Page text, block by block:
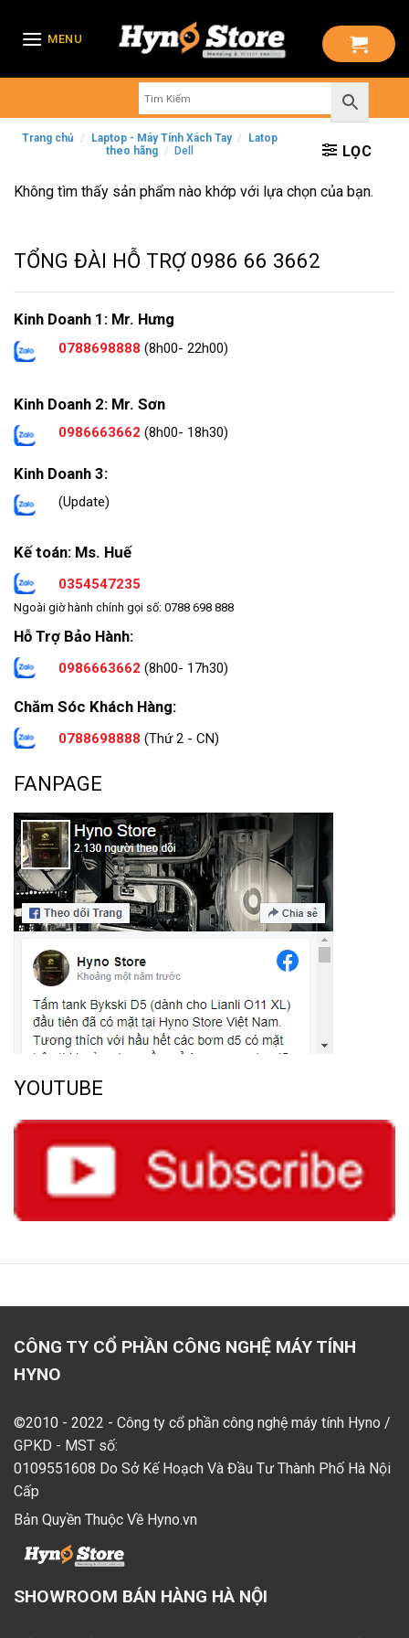
MENU
Trang chủ / Laptop - Máy Tính Xách Tay /
Latop
theo hãng / Dell LỌC
Không tìm thấy sản phẩm nào khớp với lựa chọn của bạn.
TỔNG ĐÀI HỖ TRỢ 0986 66 3662
Kinh Doanh 1: Mr. Hưng
0788698888 (8h00- 22h00)
Kinh Doanh 2: Mr. Sơn
0986663662 (8h00- 18h30)
Kinh Doanh 3:
(Update)
Kế toán: Ms. Huế
0354547235
Ngoài giờ hành chính gọi số: 0788 698 888
Hỗ Trợ Bảo Hành:
0986663662 (8h00- 17h30)
Chăm Sóc Khách Hàng:
0788698888 (Thứ 2 - CN)
FANPAGE
YOUTUBE
CÔNG TY CỔ PHẦN CÔNG NGHỆ MÁY TÍNH
HYNO
©2010 - 2022 - Công ty cổ phần công nghệ máy tính Hyno /
GPKD - MST số:
0109551608 Do Sở Kế Hoạch Và Đầu Tư Thành Phố Hà Nội
Cấp
Bản Quyền Thuộc Về Hyno.vn
SHOWROOM BÁN HÀNG HÀ NỘI